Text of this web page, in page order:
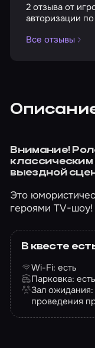
2 отзыва от
авторизации
Все отзывы
Внимание!
классическим
выездной
Это
героями TV-
В квесте
Wi-Fi: есть
Парковка:
Зал ожидания:
проведения